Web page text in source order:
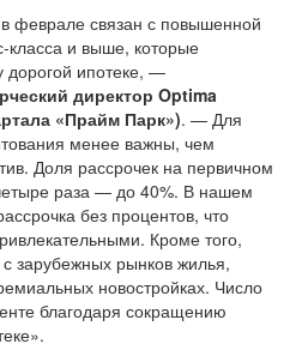
феврале связан с повышенной
класса и выше, которые
дорогой ипотеке, —
директор Optima
«Прайм Парк»). — Для
менее важны, чем
Доля рассрочек на первичном
раза — до 40%. В нашем
без процентов, что
Кроме того,
зарубежных рынков жилья,
новостройках. Число
благодаря сокращению